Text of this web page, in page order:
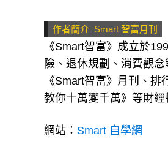
作者簡介_Smart 智富月刊
《Smart智富》成立於
險、退休規劃、消費觀
《Smart智富》月刊、
教你十萬變千萬》等財
網站： Smart 自學網